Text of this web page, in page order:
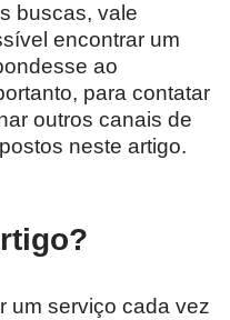
buscas, vale
encontrar um
ao
para contatar
outros canais de
neste artigo.
um serviço cada vez